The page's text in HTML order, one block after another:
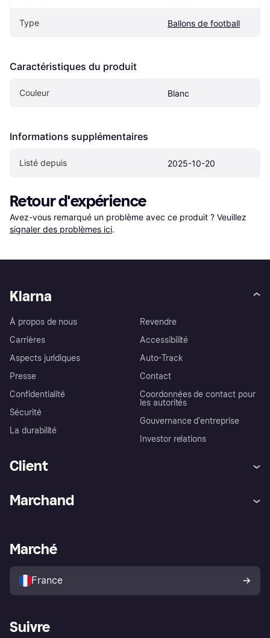
Type Ballons de football
Caractéristiques du produit
Couleur Blanc
Informations supplémentaires
Listé depuis 2025-10-20
Retour d'expérience
Avez-vous remarqué un problème avec ce produit ? Veuillez
signaler des problèmes ici.
Klarna
À propos de nous
Carrières
Aspects juridiques
Presse
Confidentialité
Sécurité
La durabilité
Revendre
Accessibilité
Auto-Track
Contact
Coordonnées de contact pour
les autorités
Gouvernance d’entreprise
Investor relations
Client
Explorez les magasins
Politique de protection de
l’acheteur Klarna
Marchand
Portail Marchand
Marché
France
Suivre